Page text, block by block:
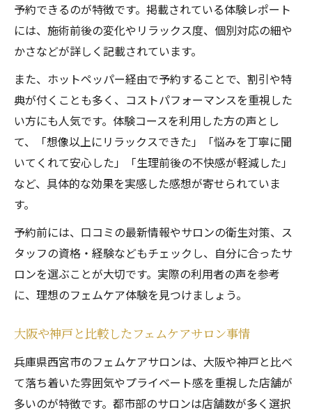
予約できるのが特徴です。掲載されている体験レポート
には、施術前後の変化やリラックス度、個別対応の細や
かさなどが詳しく記載されています。
また、ホットペッパー経由で予約することで、割引や特
典が付くことも多く、コストパフォーマンスを重視した
い方にも人気です。体験コースを利用した方の声とし
て、「想像以上にリラックスできた」「悩みを丁寧に聞
いてくれて安心した」「生理前後の不快感が軽減した」
など、具体的な効果を実感した感想が寄せられていま
す。
予約前には、口コミの最新情報やサロンの衛生対策、ス
タッフの資格・経験などもチェックし、自分に合ったサ
ロンを選ぶことが大切です。実際の利用者の声を参考
に、理想のフェムケア体験を見つけましょう。
大阪や神戸と比較したフェムケアサロン事情
兵庫県西宮市のフェムケアサロンは、大阪や神戸と比べ
て落ち着いた雰囲気やプライベート感を重視した店舗が
多いのが特徴です。都市部のサロンは店舗数が多く選択